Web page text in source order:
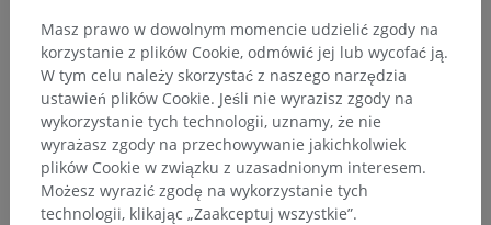
Anatomia człowieka 2
Ciało ludzkie> Układy integrujące>
Układ nerwowy > Centralny system nerwowy >
Mózg> Mózg > Półkule mózgu> Brzeg górny
Powiązane struktury:Nie istnieją struktury powiązane
z tą częścią ciała
Masz prawo w dowolnym momencie udzielić zgody na
korzystanie z plików Cookie, odmówić jej lub wycofać ją.
W tym celu należy skorzystać z naszego narzędzia
ustawień plików Cookie. Jeśli nie wyrazisz zgody na
wykorzystanie tych technologii, uznamy, że nie
wyrażasz zgody na przechowywanie jakichkolwiek
plików Cookie w związku z uzasadnionym interesem.
Możesz wyrazić zgodę na wykorzystanie tych
technologii, klikając „Zaakceptuj wszystkie”.